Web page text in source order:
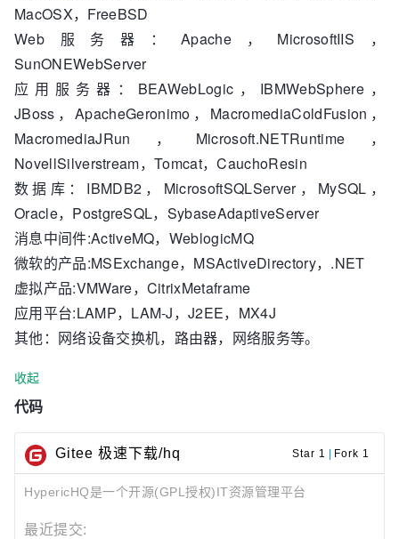
MacOSX，FreeBSD
Web服务器：Apache，MicrosoftIIS，
SunONEWebServer
应用服务器：BEAWebLogic，IBMWebSphere，
JBoss，ApacheGeronimo，MacromediaColdFusion，
MacromediaJRun，Microsoft.NETRuntime，
NovellSilverstream，Tomcat，CauchoResin
数据库：IBMDB2，MicrosoftSQLServer，MySQL，
Oracle，PostgreSQL，SybaseAdaptiveServer
消息中间件:ActiveMQ，WeblogicMQ
微软的产品:MSExchange，MSActiveDirectory，.NET
虚拟产品:VMWare，CitrixMetaframe
应用平台:LAMP，LAM-J，J2EE，MX4J
其他：网络设备交换机，路由器，网络服务等。
收起
代码
Gitee 极速下载/hq Star 1 Fork 1
HypericHQ是一个开源(GPL授权)IT资源管理平台
最近提交: